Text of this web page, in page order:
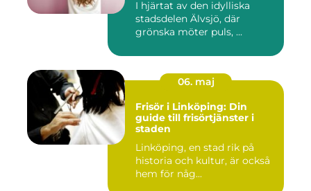
I hjärtat av den idylliska
stadsdelen Älvsjö, där
grönska möter puls, ...
06. maj
Frisör i Linköping: Din
guide till frisörtjänster i
staden
Linköping, en stad rik på
historia och kultur, är också
hem för någ...